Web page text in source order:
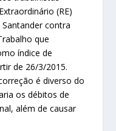
(RE)
contra
que
índice de
de 26/3/2015.
é diverso do
os débitos de
além de causar